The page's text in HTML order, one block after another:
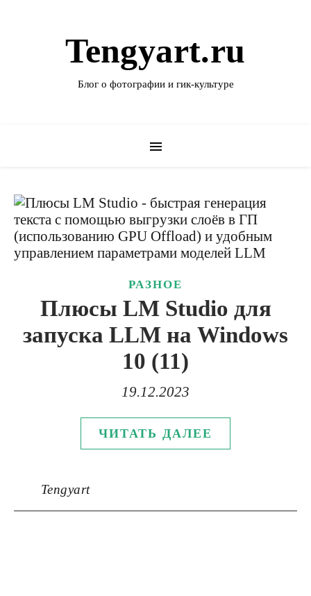
Tengyart.ru
Блог о фотографии и гик-культуре
РАЗНОЕ
Плюсы LM Studio для
запуска LLM на Windows
10 (11)
19.12.2023
ЧИТАТЬ ДАЛЕЕ
Tengyart